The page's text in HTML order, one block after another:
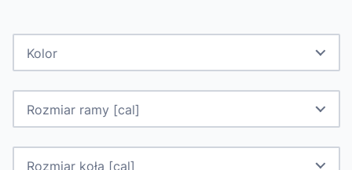
Kolor
Rozmiar ramy [cal]
Rozmiar koła [cal]